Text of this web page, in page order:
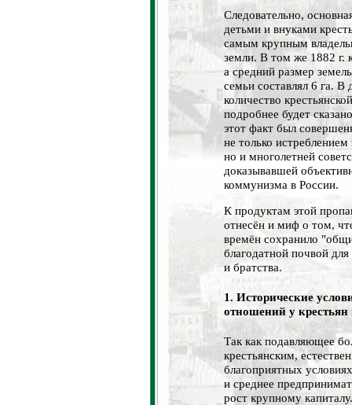
Следовательно,
детьми и внуками
самым крупным
земли. В том же 1882 г.
а средний размер
семьи составлял 6 га.
количество
подробнее будет
этот факт был
не только
но и многолетней
доказывавшей
коммунизма в России.
К продуктам этой
отнесён и миф о том,
времён сохранило
благодатной почвой
и братства.
1. Исторические
отношений у крестьян
Так как подавляющее
крестьянским,
благоприятных
и среднее
рост крупному капиталу.